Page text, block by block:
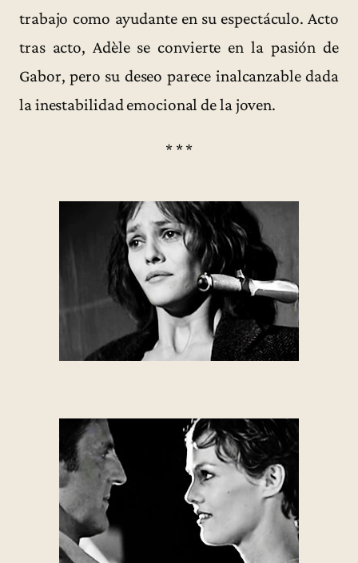
trabajo como ayudante en su espectáculo. Acto
tras acto, Adèle se convierte en la pasión de
Gabor, pero su deseo parece inalcanzable dada
la inestabilidad emocional de la joven.
* * *